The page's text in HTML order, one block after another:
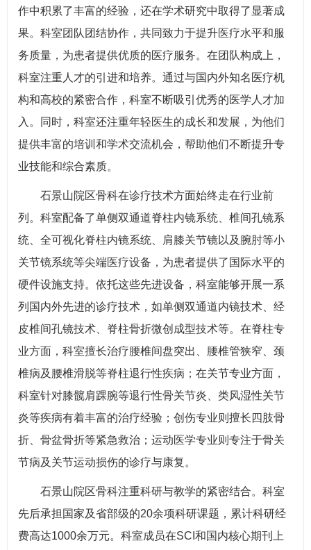
作中积累了丰富的经验，还在学术研究中取得了显著成
果。科室团队团结协作，共同致力于提升医疗水平和服
务质量，为患者提供优质的医疗服务。在团队构成上，
科室注重人才的引进和培养。通过与国内外知名医疗机
构和高校的紧密合作，科室不断吸引优秀的医学人才加
入。同时，科室还注重年轻医生的成长和发展，为他们
提供丰富的培训和学术交流机会，帮助他们不断提升专
业技能和综合素质。
石景山院区骨科在诊疗技术方面始终走在行业前
列。科室配备了单侧双通道脊柱内镜系统、椎间孔镜系
统、全可视化脊柱内镜系统、肩膝关节镜以及腕肘等小
关节镜系统等尖端医疗设备，为患者提供了国际水平的
硬件设施支持。依托这些先进设备，科室能够开展一系
列国内外先进的诊疗技术，如单侧双通道内镜技术、经
皮椎间孔镜技术、脊柱骨折微创成型技术等。在脊柱专
业方面，科室擅长治疗腰椎间盘突出、腰椎管狭窄、颈
椎病及腰椎滑脱等脊柱退行性疾病；在关节专业方面，
科室针对膝髋肩踝腕等退行性骨关节炎、类风湿性关节
炎等疾病有着丰富的治疗经验；创伤专业则擅长四肢骨
折、骨盆骨折等紧急救治；运动医学专业则专注于骨关
节病及关节运动损伤的诊疗与康复。
石景山院区骨科注重科研与教学的紧密结合。科室
先后承担国家及省部级的20余项科研课题，累计科研经
费高达1000余万元。科室成员在SCI和国内核心期刊上